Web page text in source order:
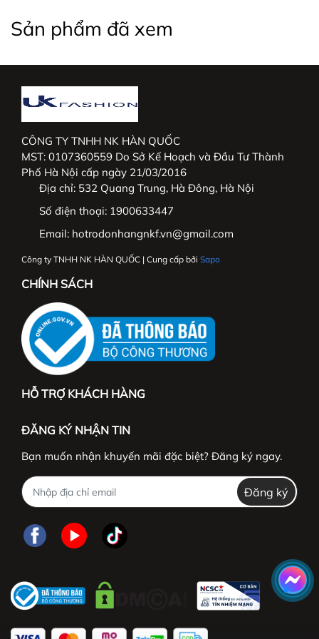
Việt Nam và mở rộng thị trường Hàn Quốc.
_____________________________________________
#somingantay #somicongso #aococtaynu
#somicoctay #sominutrang #sominungantay
#sominucongso #aosomivaihanquoc
#aosomicaocap #aomoi #aosomink #sominugiare
#sominuhanquoc #somitayngan #somiunisex
#somibasic #aosomi #somikieu #somigiare
#somicoctaynu #somidep #sominudep
#somitayngan #somitrang #somiformrong
Sản phẩm đã xem
CÔNG TY TNHH NK HÀN QUỐC
MST: 0107360559 Do Sở Kế Hoạch và Đầu Tư Thành
Phố Hà Nội cấp ngày 21/03/2016
Địa chỉ: 532 Quang Trung, Hà Đông, Hà Nội
Số điện thoại: 1900633447
Email: hotrodonhangnkf.vn@gmail.com
Công ty TNHH NK HÀN QUỐC | Cung cấp bởi Sapo
CHÍNH SÁCH
HỖ TRỢ KHÁCH HÀNG
ĐĂNG KÝ NHẬN TIN
Bạn muốn nhận khuyến mãi đặc biệt? Đăng ký ngay.
Đăng ký